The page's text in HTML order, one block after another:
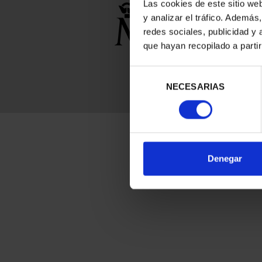
Las cookies de este sitio
y analizar el tráfico.
redes sociales, publicidad y
que hayan recopilado a
consentimiento
NECESARIAS
Denegar